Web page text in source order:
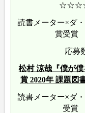
読書メーター×ダ
賞受賞
応募
松村 涼哉『僕が
賞 2020年 課題図
読書メーター×ダ
受賞